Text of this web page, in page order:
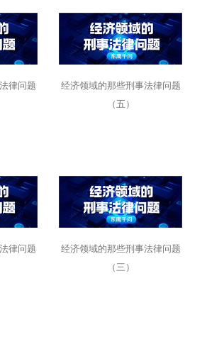
律问题
经济领域的那些刑事法律问题
（五）
律问题
经济领域的那些刑事法律问题
（三）